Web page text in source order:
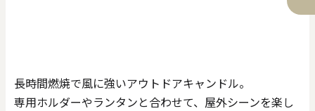
#タグから探す
長時間燃焼で風に強いアウトドアキャンドル。
専用ホルダーやランタンと合わせて、屋外シーンを楽し